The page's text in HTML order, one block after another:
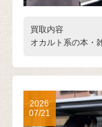
買取内容
オカルト系の本・
2026
07/21